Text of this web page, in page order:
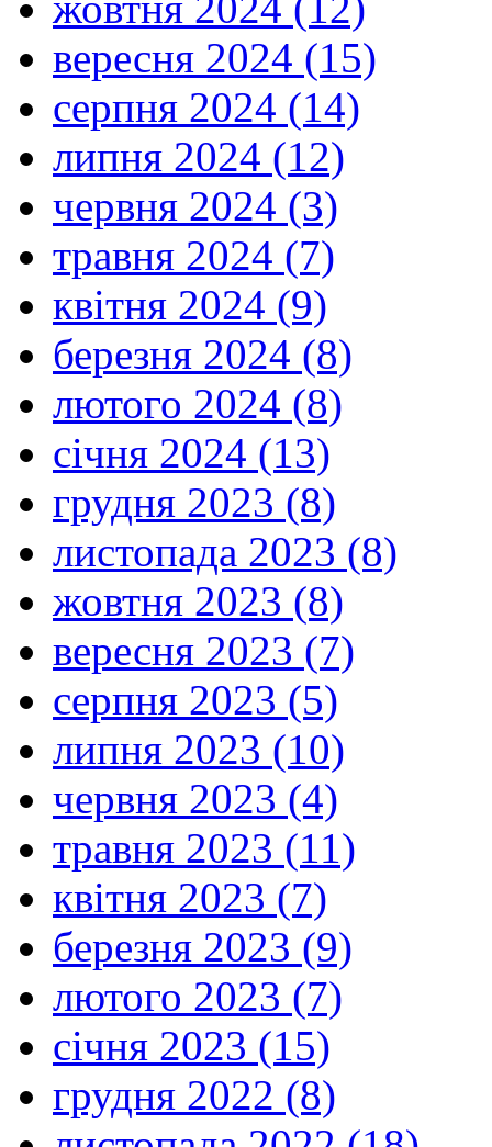
вересня 2024 (15)
серпня 2024 (14)
липня 2024 (12)
червня 2024 (3)
травня 2024 (7)
квітня 2024 (9)
березня 2024 (8)
лютого 2024 (8)
січня 2024 (13)
грудня 2023 (8)
листопада 2023 (8)
жовтня 2023 (8)
вересня 2023 (7)
серпня 2023 (5)
липня 2023 (10)
червня 2023 (4)
травня 2023 (11)
квітня 2023 (7)
березня 2023 (9)
лютого 2023 (7)
січня 2023 (15)
грудня 2022 (8)